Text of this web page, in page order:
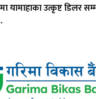
यामाहाका उत्कृष्ट डिलर